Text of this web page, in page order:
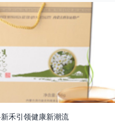
禾引领健康新潮流